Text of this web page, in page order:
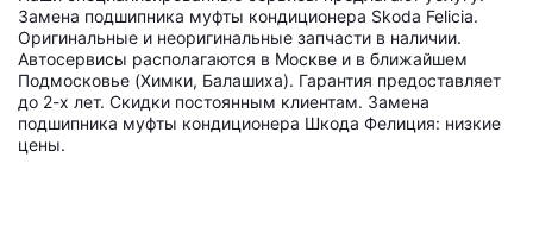
Замена подшипника муфты кондиционера Skoda Felicia.
Оригинальные и неоригинальные запчасти в наличии.
Автосервисы располагаются в Москве и в ближайшем
Подмосковье (Химки, Балашиха). Гарантия предоставляет
до 2-х лет. Скидки постоянным клиентам. Замена
подшипника муфты кондиционера Шкода Фелиция: низкие
цены.